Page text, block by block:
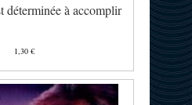
déterminée à accomplir
1,30 €